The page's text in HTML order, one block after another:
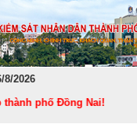
8/2026
phố Đồng Nai!